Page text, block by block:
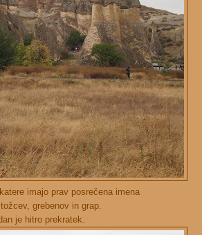
imajo prav posrečena imena
grebenov in grap.
je hitro prekratek.